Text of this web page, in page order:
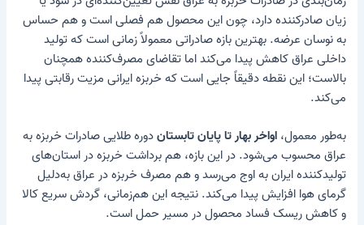
زیان صادرکننده دارد، چون این محصول هم فصلی است و هم حساس
به نوسان عرضه. بهترین بازه صادراتی معمولاً زمانی است که تولید
داخلی عراق کاهش پیدا می‌کند اما تقاضای مصرف‌کننده همچنان
بالاست؛ این نقطه دقیقاً جایی است که خربزه ایرانی مزیت رقابتی پیدا
می‌کند.
به‌طور معمول،اواخر بهار تا پایان تابستاندوره طلایی صادرات خربزه به
عراق محسوب می‌شود. در این بازه، هم برداشت خربزه در استان‌های
تولیدکننده ایران به اوج می‌رسد و هم مصرف خربزه در عراق به‌دلیل
گرمای هوا افزایش پیدا می‌کند. نتیجه این هم‌زمانی، گردش سریع کالا
و کاهش ریسک فساد محصول در مسیر حمل است.